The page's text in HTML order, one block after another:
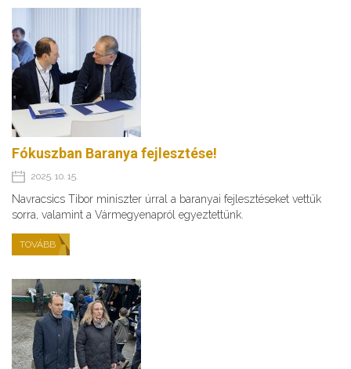
Fókuszban Baranya fejlesztése!
2025. 10. 15.
Navracsics Tibor miniszter úrral a baranyai fejlesztéseket vettük
sorra, valamint a Vármegyenapról egyeztettünk.
TOVÁBB